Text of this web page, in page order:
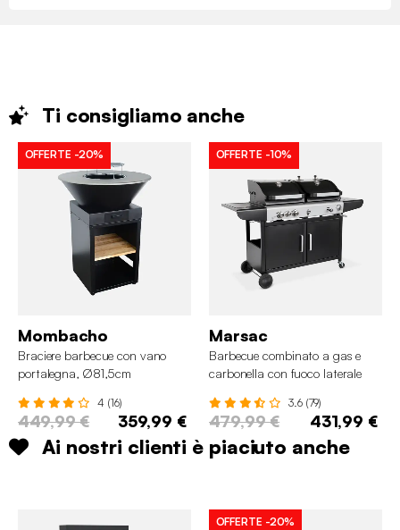
Ti consigliamo anche
OFFERTE -20%
Mombacho
Braciere barbecue con vano
portalegna, Ø81,5cm
4 (16)
449,99 € 359,99 €
OFFERTE -10%
Marsac
Barbecue combinato a gas e
carbonella con fuoco laterale
3.6 (79)
479,99 € 431,99 €
Ai nostri clienti è piaciuto anche
OFFERTE -20%